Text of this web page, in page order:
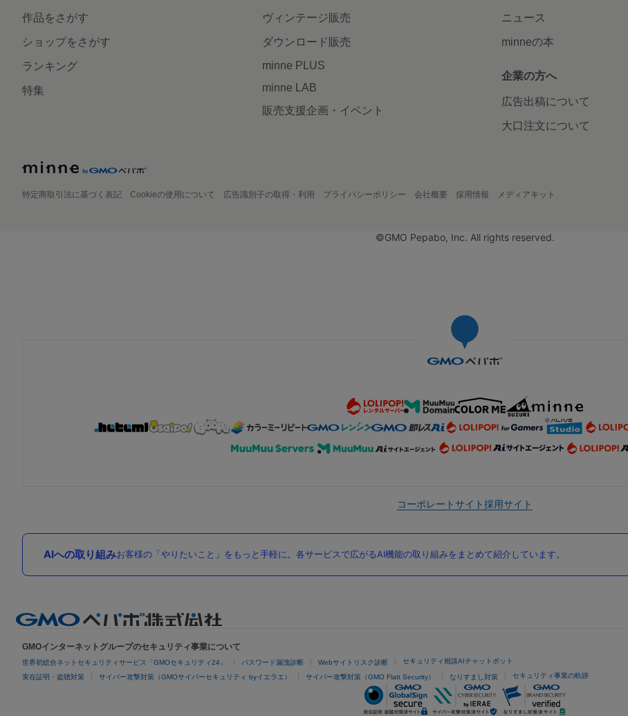
作品をさがす
ショップをさがす
ランキング
特集
ヴィンテージ販売
ダウンロード販売
minne PLUS
minne LAB
販売支援企画・イベント
ニュース
minneの本
企業の方へ
広告出稿について
大口注文について
特定商取引法に基づく表記 Cookieの使用について 広告識別子の取得・利用 プライバシーポリシー 会社概要 採用情報 メディアキット
©GMO Pepabo, Inc. All rights reserved.
コーポレートサイト採用サイト
AIへの取り組みお客様の「やりたいこと」をもっと手軽に。各サービスで広がるAI機能の取り組みをまとめて紹介しています。
GMOインターネットグループのセキュリティ事業について
世界初総合ネットセキュリティサービス「GMOセキュリティ24」 パスワード漏洩診断 Webサイトリスク診断 セキュリティ相談AIチャットボット
実在証明・盗聴対策 サイバー攻撃対策（GMOサイバーセキュリティ byイエラエ） サイバー攻撃対策（GMO Flatt Security） なりすまし対策 セキュリティ事業の軌跡